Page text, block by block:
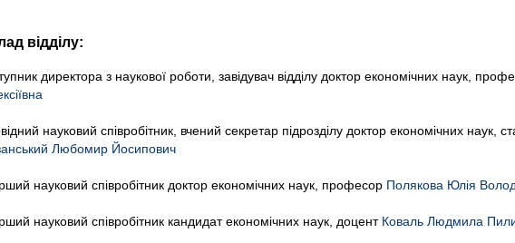
відділу:
директора з наукової роботи, завідувач відділу доктор економічних наук,
науковий співробітник, вчений секретар підрозділу доктор економічних наук,
Любомир Йосипович
науковий співробітник доктор економічних наук, професор Полякова Юлія
науковий співробітник кандидат економічних наук, доцент Коваль Людмила